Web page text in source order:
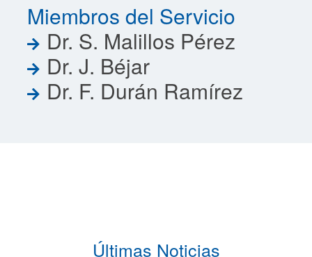
Miembros del Servicio
Dr. S. Malillos Pérez
Dr. J. Béjar
Dr. F. Durán Ramírez
Últimas Noticias